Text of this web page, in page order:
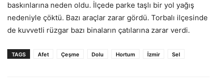
baskınlarına neden oldu. İlçede parke taşlı bir yol yağış
nedeniyle çöktü. Bazı araçlar zarar gördü. Torbalı ilçesinde
de kuvvetli rüzgar bazı binaların çatılarına zarar verdi.
TAGS Afet Çeşme Dolu Hortum İzmir Sel